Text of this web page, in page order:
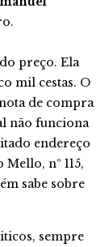
preço. Ela
mil cestas. O
de compra
não funciona
endereço
nº 115,
sabe sobre
sempre